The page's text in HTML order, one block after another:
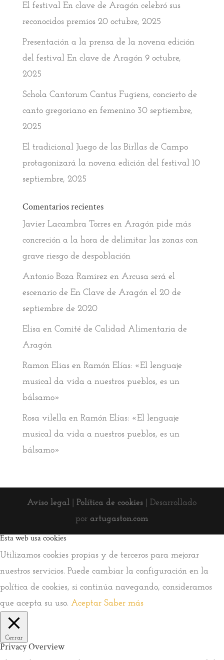
El festival En clave de Aragón celebró sus
reconocidos premios 20 octubre, 2025
Presentación a la prensa de la novena edición
del festival En clave de Aragón 9 octubre,
2025
Schola Cantorum Cantus Fugiens, concierto de
canto gregoriano en femenino 30 septiembre,
2025
El tradicional Juego de las Birllas de Campo
protagonizará la novena edición del festival 10
septiembre, 2025
Comentarios recientes
Javier Lacambra Torresen Aragón pide más
concreción a la hora de delimitar las zonas con
grave riesgo de despoblación
Antonio Boza Ramirez en Arcusa será el
escenario de En Clave de Aragón el 20 de
septiembre de 2020
Elisa en Comité de Calidad Alimentaria de
Aragón
Ramon Eliasen Ramón Elías: «El lenguaje
musical da vida a nuestros pueblos, es un
bálsamo»
Rosa vilella en Ramón Elías: «El lenguaje
musical da vida a nuestros pueblos, es un
bálsamo»
Aviso legal |Política de cookies | Desarrollado
por artugaston.com
Esta web usa cookies
Utilizamos cookies propias y de terceros para mejorar
nuestros servicios. Puede cambiar la configuración en la
política de cookies, si continúa navegando, consideramos
que acepta su uso. Aceptar Saber más
Cerrar
Privacy Overview